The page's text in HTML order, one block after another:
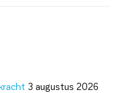
3 augustus 2026